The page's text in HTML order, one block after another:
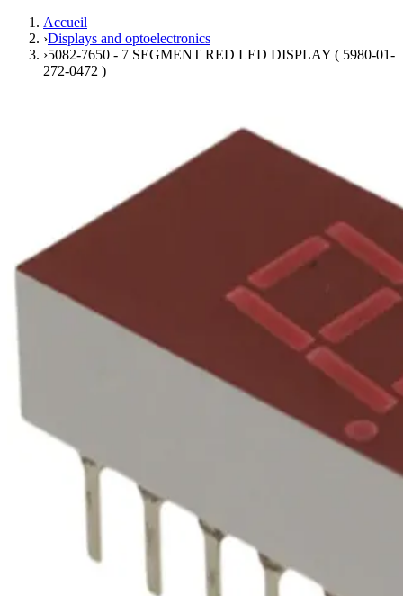
Accueil
›Displays and optoelectronics
›5082-7650 - 7 SEGMENT RED LED DISPLAY ( 5980-01-
272-0472 )